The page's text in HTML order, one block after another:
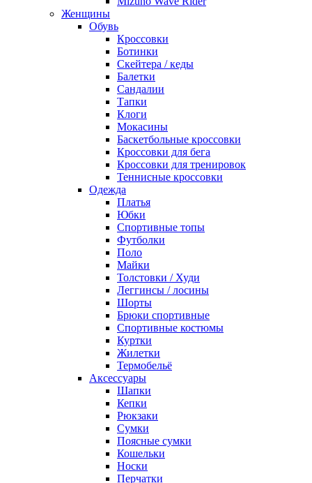
Женщины
Обувь
Кроссовки
Ботинки
Скейтера / кеды
Балетки
Сандалии
Тапки
Клоги
Мокасины
Баскетбольные кроссовки
Кроссовки для бега
Кроссовки для тренировок
Теннисные кроссовки
Одежда
Платья
Юбки
Спортивные топы
Футболки
Поло
Майки
Толстовки / Худи
Леггинсы / лосины
Шорты
Брюки спортивные
Спортивные костюмы
Куртки
Жилетки
Термобельё
Аксессуары
Шапки
Кепки
Рюкзаки
Сумки
Поясные сумки
Кошельки
Носки
Перчатки